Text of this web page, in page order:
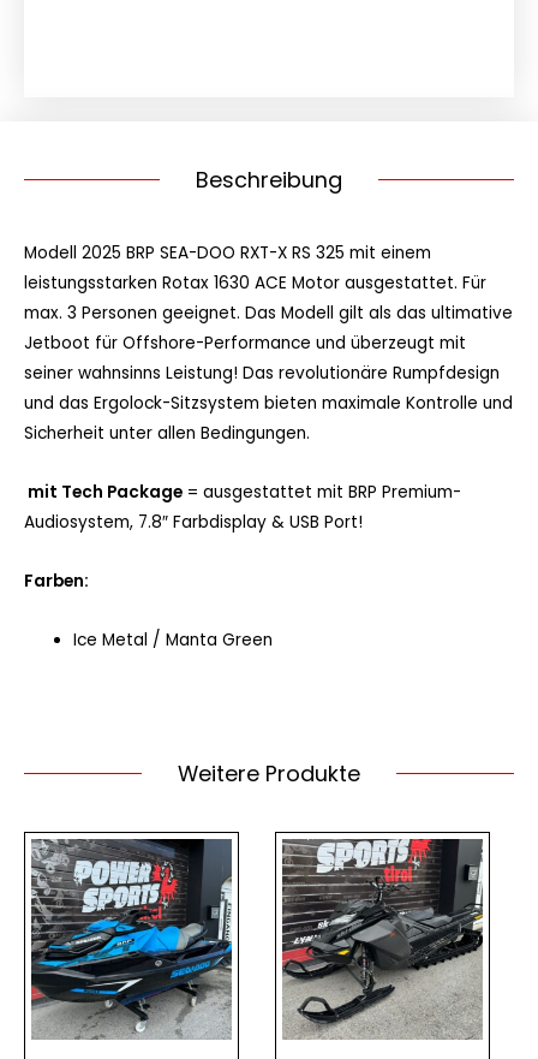
Beschreibung
Modell 2025 BRP SEA-DOO RXT-X RS 325 mit einem
leistungsstarken Rotax 1630 ACE Motor ausgestattet. Für
max. 3 Personen geeignet. Das Modell gilt als das ultimative
Jetboot für Offshore-Performance und überzeugt mit
seiner wahnsinns Leistung! Das revolutionäre Rumpfdesign
und das Ergolock-Sitzsystem bieten maximale Kontrolle und
Sicherheit unter allen Bedingungen.
mit Tech Package = ausgestattet mit BRP Premium-
Audiosystem, 7.8″ Farbdisplay & USB Port!
Farben:
Ice Metal / Manta Green
Weitere Produkte